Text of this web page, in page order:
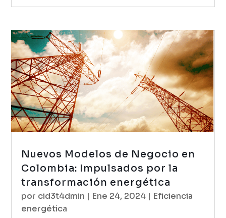
Nuevos Modelos de Negocio en
Colombia: Impulsados por la
transformación energética
por cid3t4dmin | Ene 24, 2024 | Eficiencia
energética